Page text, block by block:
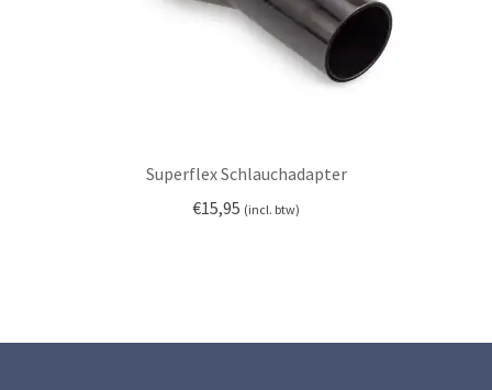
Superflex Schlauchadapter
€15,95 (incl. btw)